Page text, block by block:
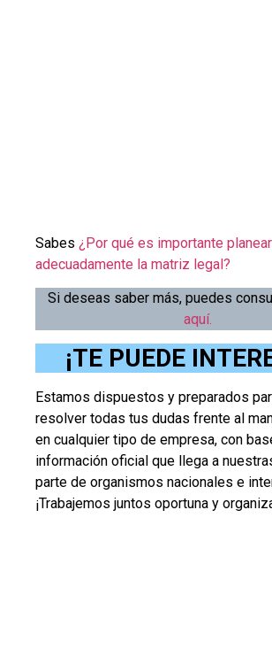
Sabes ¿Por qué es importante planear
adecuadamente la matriz legal?
Si deseas saber más, puedes
aquí.
¡TE PUEDE
Estamos dispuestos y preparados
resolver todas tus dudas frente al
en cualquier tipo de empresa, con
información oficial que llega a
parte de organismos nacionales e
¡Trabajemos juntos oportuna y